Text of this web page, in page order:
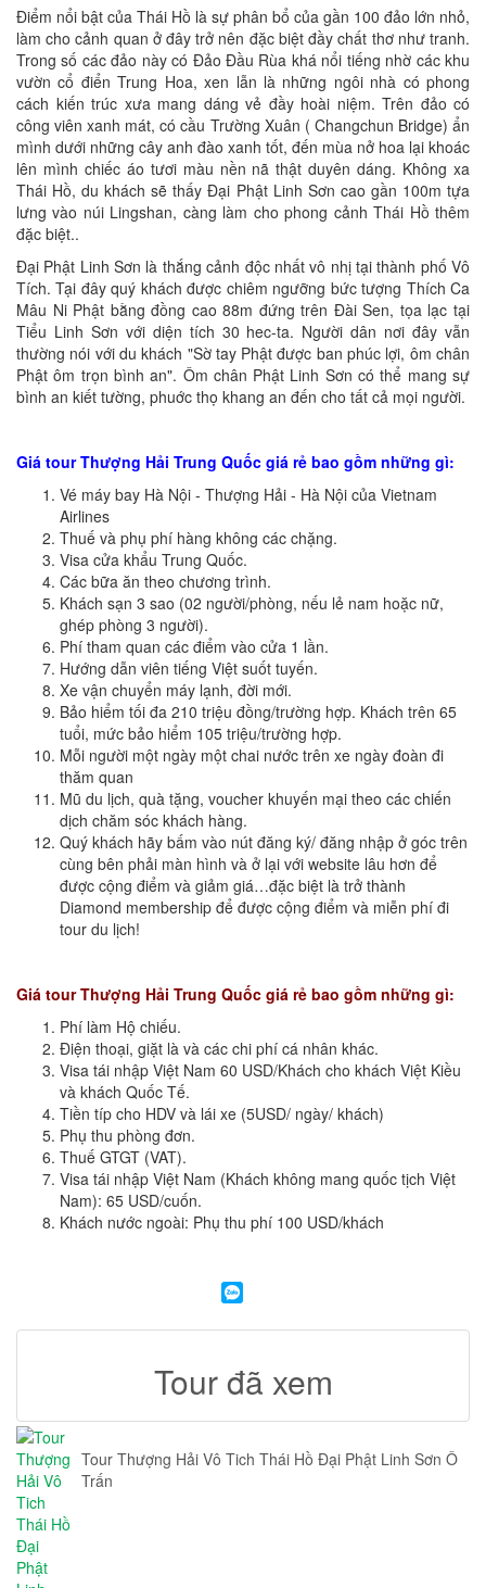
Điểm nổi bật của Thái Hồ là sự phân bổ của gần 100 đảo lớn nhỏ,
làm cho cảnh quan ở đây trở nên đặc biệt đầy chất thơ như tranh.
Trong số các đảo này có Đảo Đầu Rùa khá nổi tiếng nhờ các khu
vườn cổ điển Trung Hoa, xen lẫn là những ngôi nhà có phong
cách kiến trúc xưa mang dáng vẻ đầy hoài niệm. Trên đảo có
công viên xanh mát, có cầu Trường Xuân ( Changchun Bridge) ẩn
mình dưới những cây anh đào xanh tốt, đến mùa nở hoa lại khoác
lên mình chiếc áo tươi màu nền nã thật duyên dáng. Không xa
Thái Hồ, du khách sẽ thấy Đại Phật Linh Sơn cao gần 100m tựa
lưng vào núi Lingshan, càng làm cho phong cảnh Thái Hồ thêm
đặc biệt..
Đại Phật Linh Sơn là thắng cảnh độc nhất vô nhị tại thành phố Vô
Tích. Tại đây quý khách được chiêm ngưỡng bức tượng Thích Ca
Mâu Ni Phật bằng đồng cao 88m đứng trên Đài Sen, tọa lạc tại
Tiểu Linh Sơn với diện tích 30 hec-ta. Người dân nơi đây vẫn
thường nói với du khách "Sờ tay Phật được ban phúc lợi, ôm chân
Phật ôm trọn bình an". Ôm chân Phật Linh Sơn có thể mang sự
bình an kiết tường, phuớc thọ khang an đến cho tất cả mọi người.
Giá tour Thượng Hải Trung Quốc giá rẻ bao gồm những gì:
Vé máy bay Hà Nội - Thượng Hải - Hà Nội của Vietnam
Airlines
Thuế và phụ phí hàng không các chặng.
Visa cửa khẩu Trung Quốc.
Các bữa ăn theo chương trình.
Khách sạn 3 sao (02 người/phòng, nếu lẻ nam hoặc nữ,
ghép phòng 3 người).
Phí tham quan các điểm vào cửa 1 lần.
Hướng dẫn viên tiếng Việt suốt tuyến.
Xe vận chuyển máy lạnh, đời mới.
Bảo hiểm tối đa 210 triệu đồng/trường hợp. Khách trên 65
tuổi, mức bảo hiểm 105 triệu/trường hợp.
Mỗi người một ngày một chai nước trên xe ngày đoàn đi
thăm quan
Mũ du lịch, quà tặng, voucher khuyến mại theo các chiến
dịch chăm sóc khách hàng.
Quý khách hãy bấm vào nút đăng ký/ đăng nhập ở góc trên
cùng bên phải màn hình và ở lại với website lâu hơn để
được cộng điểm và giảm giá…đặc biệt là trở thành
Diamond membership để được cộng điểm và miễn phí đi
tour du lịch!
Giá tour Thượng Hải Trung Quốc giá rẻ bao gồm những gì:
Phí làm Hộ chiếu.
Điện thoại, giặt là và các chi phí cá nhân khác.
Visa tái nhập Việt Nam 60 USD/Khách cho khách Việt Kiều
và khách Quốc Tế.
Tiền típ cho HDV và lái xe (5USD/ ngày/ khách)
Phụ thu phòng đơn.
Thuế GTGT (VAT).
Visa tái nhập Việt Nam (Khách không mang quốc tịch Việt
Nam): 65 USD/cuốn.
Khách nước ngoài: Phụ thu phí 100 USD/khách
Tour đã xem
Tour Thượng Hải Vô Tich Thái Hồ Đại Phật Linh Sơn Ô
Trấn